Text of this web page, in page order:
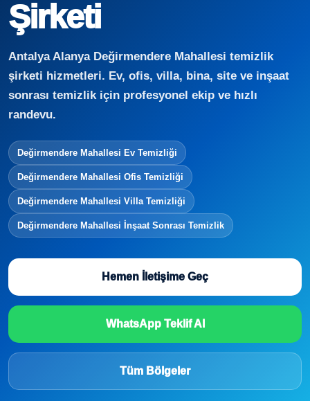
Şirketi
Antalya Alanya Değirmendere Mahallesi temizlik
şirketi hizmetleri. Ev, ofis, villa, bina, site ve inşaat
sonrası temizlik için profesyonel ekip ve hızlı
randevu.
Değirmendere Mahallesi Ev Temizliği
Değirmendere Mahallesi Ofis Temizliği
Değirmendere Mahallesi Villa Temizliği
Değirmendere Mahallesi İnşaat Sonrası Temizlik
Hemen İletişime Geç
WhatsApp Teklif Al
Tüm Bölgeler